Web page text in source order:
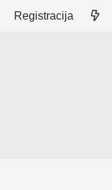
Registracija